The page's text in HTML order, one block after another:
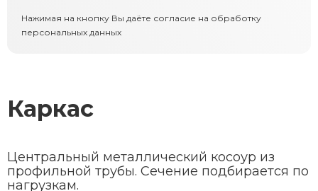
Нажимая на кнопку Вы даёте согласие на обработку
персональных данных
Каркас
Центральный металлический косоур из
профильной трубы. Сечение подбирается по
нагрузкам.